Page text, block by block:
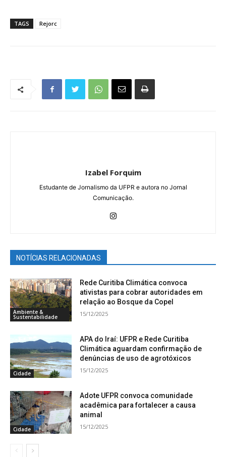
TAGS Rejorc
Izabel Forquim
Estudante de Jornalismo da UFPR e autora no Jornal
Comunicação.
NOTÍCIAS RELACIONADAS
Ambiente &
Sustentabilidade
Rede Curitiba Climática convoca
ativistas para cobrar autoridades em
relação ao Bosque da Copel
15/12/2025
Cidade
APA do Iraí: UFPR e Rede Curitiba
Climática aguardam confirmação de
denúncias de uso de agrotóxicos
15/12/2025
Cidade
Adote UFPR convoca comunidade
acadêmica para fortalecer a causa
animal
15/12/2025